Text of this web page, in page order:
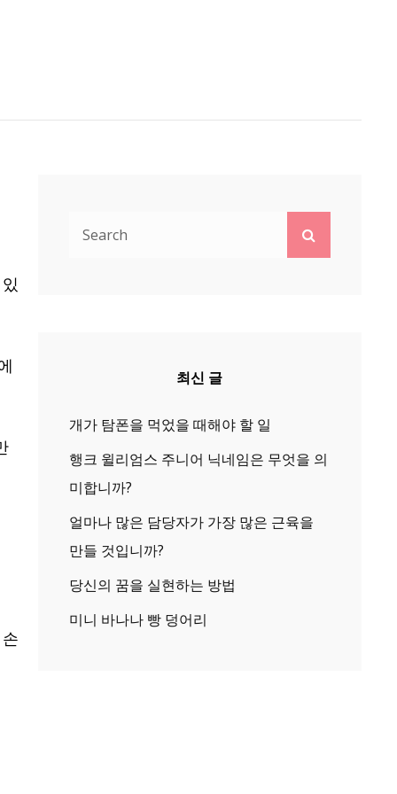
최신 글
개가 탐폰을 먹었을 때해야 할 일
행크 윌리엄스 주니어 닉네임은 무엇을 의
미합니까?
얼마나 많은 담당자가 가장 많은 근육을
만들 것입니까?
당신의 꿈을 실현하는 방법
미니 바나나 빵 덩어리